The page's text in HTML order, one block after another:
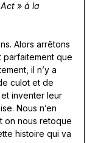
» à la
Alors arrêtons
parfaitement que
il n’y a
culot et de
inventer leur
Nous n’en
on nous retoque
histoire qui va